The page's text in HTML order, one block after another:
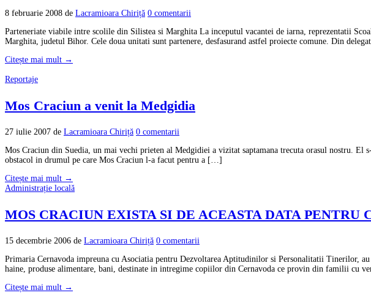
8 februarie 2008 de Lacramioara Chiriță 0 comentarii
Parteneriate viabile intre scolile din Silistea si Marghita La inceputul vacantei de iarna, reprezentatii
Marghita, judetul Bihor. Cele doua unitati sunt partenere, desfasurand astfel proiecte comune. Din
Citește mai mult →
Reportaje
Mos Craciun a venit la Medgidia
27 iulie 2007 de Lacramioara Chiriță 0 comentarii
Mos Craciun din Suedia, un mai vechi prieten al Medgidiei a vizitat saptamana trecuta orasul nostru.
obstacol in drumul pe care Mos Craciun l-a facut pentru a […]
Citește mai mult →
Administrație locală
MOS CRACIUN EXISTA SI DE ACEASTA DATA
15 decembrie 2006 de Lacramioara Chiriță 0 comentarii
Primaria Cernavoda impreuna cu Asociatia pentru Dezvoltarea Aptitudinilor si Personalitatii Tinerilor,
haine, produse alimentare, bani, destinate in intregime copiilor din Cernavoda ce provin din familii cu
Citește mai mult →